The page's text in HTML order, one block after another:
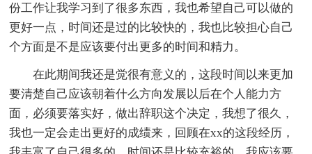
份工作让我学习到了很多东西，我也希望自己可以做的
更好一点，时间还是过的比较快的，我也比较担心自己
个方面是不是应该要付出更多的时间和精力。
在此期间我还是觉很有意义的，这段时间以来更加
要清楚自己应该朝着什么方向发展以后在个人能力方
面，必须要落实好，做出辞职这个决定，我想了很久，
我也一定会走出更好的成绩来，回顾在xx的这段经历，